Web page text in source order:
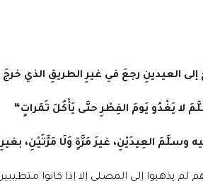
العيدينِ رجعَ في غيرِ الطريقِ الذي خرجَ
لا يَغْدُو يَومَ الفِطْرِ حتَّى يَأْكُلَ تَمَراتٍ“
العِيدَيْنِ، غيرَ مَرَّةٍ وَلَا مَرَّتَيْنِ، بغيرِ
لم يذهبوا إلى المصلى إلا إذا كانوا